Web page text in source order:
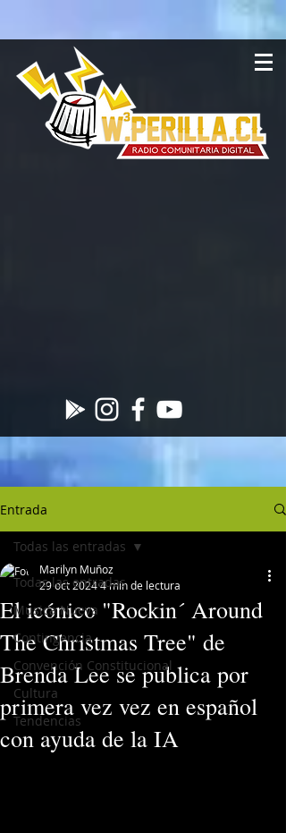
Entrada
Todas las entradas
Musica Nueva
Contingencia
Convención Constitucional
Cultura
Tendencias
Todas las entradas
El icónico "Rockin´ Around
The Christmas Tree" de
Brenda Lee se publica por
primera vez vez en español
con ayuda de la IA
Marilyn Muñoz
29 oct 20244 min de lectura